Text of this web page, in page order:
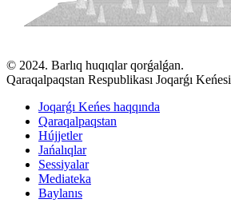
© 2024. Barlıq huqıqlar qorǵalǵan.
Qaraqalpaqstan Respublikası Joqarǵı Keńesi
Joqarǵı Keńes haqqında
Qaraqalpaqstan
Hújjetler
Jańalıqlar
Sessiyalar
Mediateka
Baylanıs